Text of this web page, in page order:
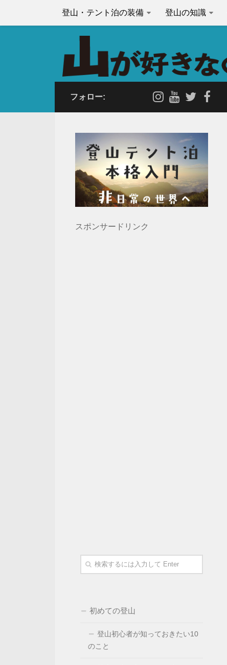
登山・テント泊の装備 登山の知識
フォロー:
スポンサードリンク
初めての登山
登山初心者が知っておきたい10
のこと